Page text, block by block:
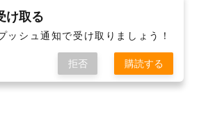
け取る
ッシュ通知で受け取りましょう！
拒否 購読する